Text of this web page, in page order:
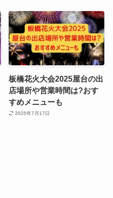
板橋花火大会2025屋台の出
店場所や営業時間は?おす
すめメニューも
2025年7月17日